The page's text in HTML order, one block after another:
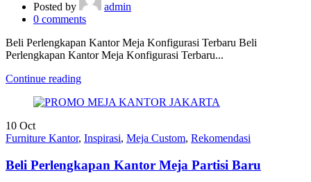
Posted by
admin
0 comments
Beli Perlengkapan Kantor Meja Konfigurasi Terbaru Beli
Perlengkapan Kantor Meja Konfigurasi Terbaru...
Continue reading
10 Oct
Furniture Kantor, Inspirasi, Meja Custom, Rekomendasi
Beli Perlengkapan Kantor Meja Partisi Baru